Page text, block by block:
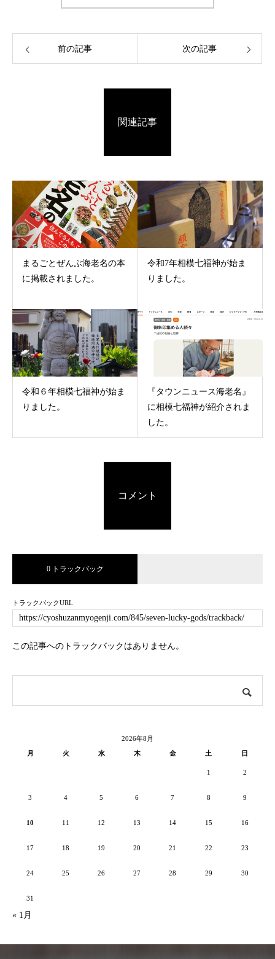
前の記事 次の記事
関連記事
まるごとぜんぶ海老名の本
に掲載されました。
令和7年相模七福神が始ま
りました。
令和６年相模七福神が始ま
りました。
『タウンニュース海老名』
に相模七福神が紹介されま
した。
コメント
0 トラックバック
トラックバックURL
この記事へのトラックバックはありません。
2026年8月
月
火 水 木 金 土 日
1 2
3 4 5 6 7 8 9
10 11 12 13 14 15 16
17 18 19 20 21 22 23
24 25 26 27 28 29 30
31
« 1月